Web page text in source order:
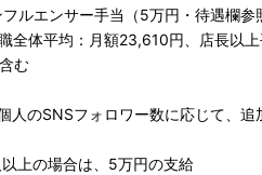
ルエンサー手当（5万円・待遇欄参
全体平均：月額23,610円、店長以
む
人のSNSフォロワー数に応じて、
上の場合は、5万円の支給